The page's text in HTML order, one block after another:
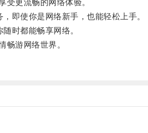
更流畅的网络体验。
即使你是网络新手，也能轻松上手。
时都能畅享网络。
游网络世界。